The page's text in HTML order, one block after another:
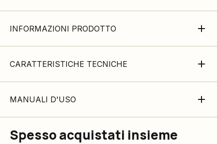
INFORMAZIONI PRODOTTO
CARATTERISTICHE TECNICHE
MANUALI D'USO
Spesso acquistati insieme